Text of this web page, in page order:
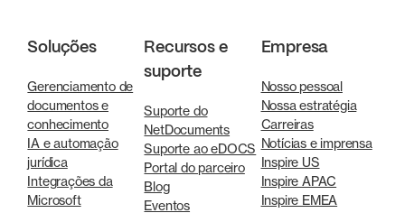
Soluções
Gerenciamento de
documentos e
conhecimento
IA e automação
jurídica
Integrações da
Microsoft
Recursos e
suporte
Suporte do
NetDocuments
Suporte ao eDOCS
Portal do parceiro
Blog
Eventos
Empresa
Nosso pessoal
Nossa estratégia
Carreiras
Notícias e imprensa
Inspire US
Inspire APAC
Inspire EMEA